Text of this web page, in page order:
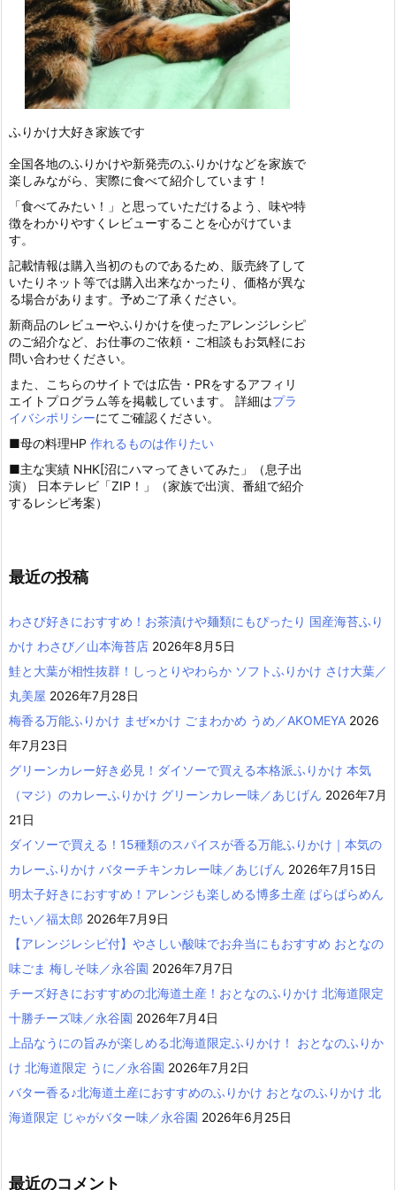
ふりかけ大好き家族です
全国各地のふりかけや新発売のふりかけなどを家族で
楽しみながら、実際に食べて紹介しています！
「食べてみたい！」と思っていただけるよう、味や特
徴をわかりやすくレビューすることを心がけていま
す。
記載情報は購入当初のものであるため、販売終了して
いたりネット等では購入出来なかったり、価格が異な
る場合があります。予めご了承ください。
新商品のレビューやふりかけを使ったアレンジレシピ
のご紹介など、お仕事のご依頼・ご相談もお気軽にお
問い合わせください。
また、こちらのサイトでは広告・PRをするアフィリ
エイトプログラム等を掲載しています。 詳細はプラ
イバシポリシーにてご確認ください。
■母の料理HP 作れるものは作りたい
■主な実績 NHK[沼にハマってきいてみた」（息子出
演） 日本テレビ「ZIP！」（家族で出演、番組で紹介
するレシピ考案）
最近の投稿
わさび好きにおすすめ！お茶漬けや麺類にもぴったり 国産海苔ふり
かけ わさび／山本海苔店 2026年8月5日
鮭と大葉が相性抜群！しっとりやわらか ソフトふりかけ さけ大葉／
丸美屋 2026年7月28日
梅香る万能ふりかけ まぜ×かけ ごまわかめ うめ／AKOMEYA 2026
年7月23日
グリーンカレー好き必見！ダイソーで買える本格派ふりかけ 本気
（マジ）のカレーふりかけ グリーンカレー味／あじげん 2026年7月
21日
ダイソーで買える！15種類のスパイスが香る万能ふりかけ｜本気の
カレーふりかけ バターチキンカレー味／あじげん 2026年7月15日
明太子好きにおすすめ！アレンジも楽しめる博多土産 ぱらぱらめん
たい／福太郎 2026年7月9日
【アレンジレシピ付】やさしい酸味でお弁当にもおすすめ おとなの
味ごま 梅しそ味／永谷園 2026年7月7日
チーズ好きにおすすめの北海道土産！おとなのふりかけ 北海道限定
十勝チーズ味／永谷園 2026年7月4日
上品なうにの旨みが楽しめる北海道限定ふりかけ！ おとなのふりか
け 北海道限定 うに／永谷園 2026年7月2日
バター香る♪北海道土産におすすめのふりかけ おとなのふりかけ 北
海道限定 じゃがバター味／永谷園 2026年6月25日
最近のコメント